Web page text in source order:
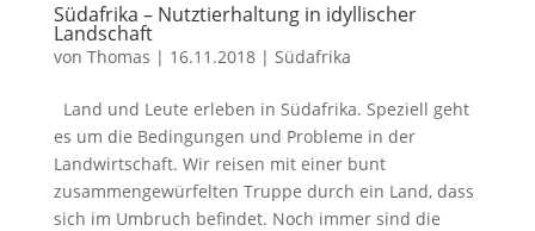
Südafrika – Nutztierhaltung in idyllischer
Landschaft
von Thomas | 16.11.2018| Südafrika
Land und Leute erleben in Südafrika. Speziell geht
es um die Bedingungen und Probleme in der
Landwirtschaft. Wir reisen mit einer bunt
zusammengewürfelten Truppe durch ein Land, dass
sich im Umbruch befindet. Noch immer sind die